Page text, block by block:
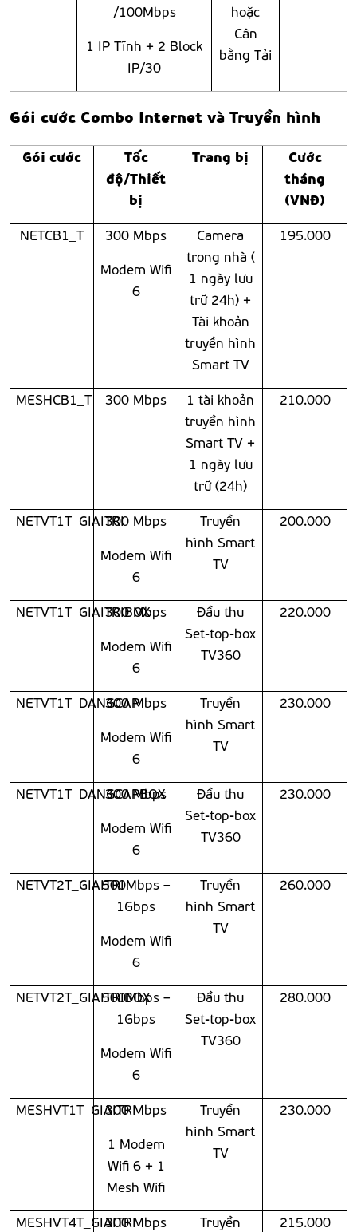
/100Mbps
1 IP Tĩnh + 2 Block
IP/30
hoặc
Cân
bằng Tải
Gói cước Combo Internet và Truyền hình
Gói cước
Tốc
độ/Thiết
bị
Trang bị
Cước
tháng
(VNĐ)
NETCB1_T
300 Mbps
Modem Wifi
6
Camera
trong nhà (
1 ngày lưu
trữ 24h) +
Tài khoản
truyền hình
Smart TV
195.000
MESHCB1_T 300 Mbps
1 tài khoản
truyền hình
Smart TV +
1 ngày lưu
trữ (24h)
210.000
NETVT1T_GIAITRI300 Mbps
Modem Wifi
6
Truyền
hình Smart
TV
200.000
NETVT1T_GIAITRIBOX
300 Mbps
Modem Wifi
6
Đầu thu
Set-top-box
TV360
220.000
NETVT1T_DANGCAP
300 Mbps
Modem Wifi
6
Truyền
hình Smart
TV
230.000
NETVT1T_DANGCAPBOX
300 Mbps
Modem Wifi
6
Đầu thu
Set-top-box
TV360
230.000
NETVT2T_GIAITRI500Mbps –
1Gbps
Modem Wifi
6
Truyền
hình Smart
TV
260.000
NETVT2T_GIAITRIBOX
500Mbps –
1Gbps
Modem Wifi
6
Đầu thu
Set-top-box
TV360
280.000
MESHVT1T_GIAITRI300 Mbps
1 Modem
Wifi 6 + 1
Mesh Wifi
Truyền
hình Smart
TV
230.000
MESHVT4T_GIAITRI300 Mbps Truyền 215.000